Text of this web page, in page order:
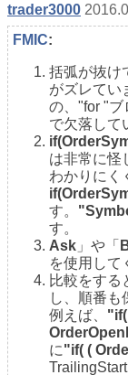
trader3000
FMIC:
括弧が抜け
がズレてい
の、"for "ブ
で欠落して
は非常に怪
わかりにく
す。
す。
Ask 」や「
を使用して
比較をする
し、順番も
例えば、
に"if( (